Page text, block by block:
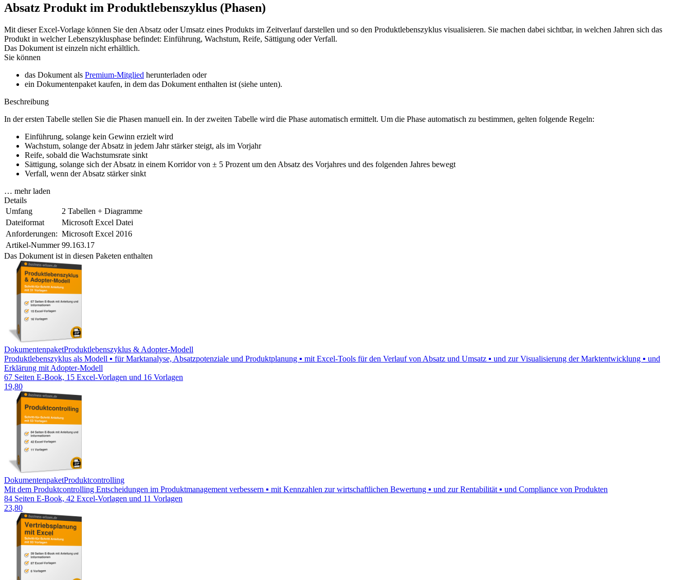
Absatz Produkt im Produktlebenszyklus (Phasen)
Mit dieser Excel-Vorlage können Sie den Absatz oder Umsatz eines Produkts im Zeitverlauf darstellen und so den Produktlebenszyklus visualisieren. Sie machen dabei sichtbar, in welchen Jahren sich das
Produkt in welcher Lebenszyklusphase befindet: Einführung, Wachstum, Reife, Sättigung oder Verfall.
Das Dokument ist einzeln nicht erhältlich.
Sie können
das Dokument als Premium-Mitglied herunterladen oder
ein Dokumentenpaket kaufen, in dem das Dokument enthalten ist (siehe unten).
Beschreibung
In der ersten Tabelle stellen Sie die Phasen manuell ein. In der zweiten Tabelle wird die Phase automatisch ermittelt. Um die Phase automatisch zu bestimmen, gelten folgende Regeln:
Einführung, solange kein Gewinn erzielt wird
Wachstum, solange der Absatz in jedem Jahr stärker steigt, als im Vorjahr
Reife, sobald die Wachstumsrate sinkt
Sättigung, solange sich der Absatz in einem Korridor von ± 5 Prozent um den Absatz des Vorjahres und des folgenden Jahres bewegt
Verfall, wenn der Absatz stärker sinkt
… mehr laden
Details
Umfang
2 Tabellen + Diagramme
Dateiformat
Microsoft Excel Datei
Anforderungen: Microsoft Excel 2016
Artikel-Nummer 99.163.17
Das Dokument ist in diesen Paketen enthalten
DokumentenpaketProduktlebenszyklus & Adopter-Modell
Produktlebenszyklus als Modell ▪ für Marktanalyse, Absatzpotenziale und Produktplanung ▪ mit Excel-Tools für den Verlauf von Absatz und Umsatz ▪ und zur Visualisierung der Marktentwicklung ▪ und
Erklärung mit Adopter-Modell
67 Seiten E-Book, 15 Excel-Vorlagen und 16 Vorlagen
19,80
DokumentenpaketProduktcontrolling
Mit dem Produktcontrolling Entscheidungen im Produktmanagement verbessern ▪ mit Kennzahlen zur wirtschaftlichen Bewertung ▪ und zur Rentabilität ▪ und Compliance von Produkten
84 Seiten E-Book, 42 Excel-Vorlagen und 11 Vorlagen
23,80